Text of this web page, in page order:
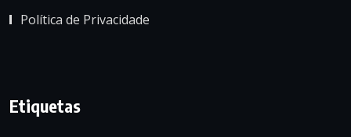
Política de Privacidade
Etiquetas